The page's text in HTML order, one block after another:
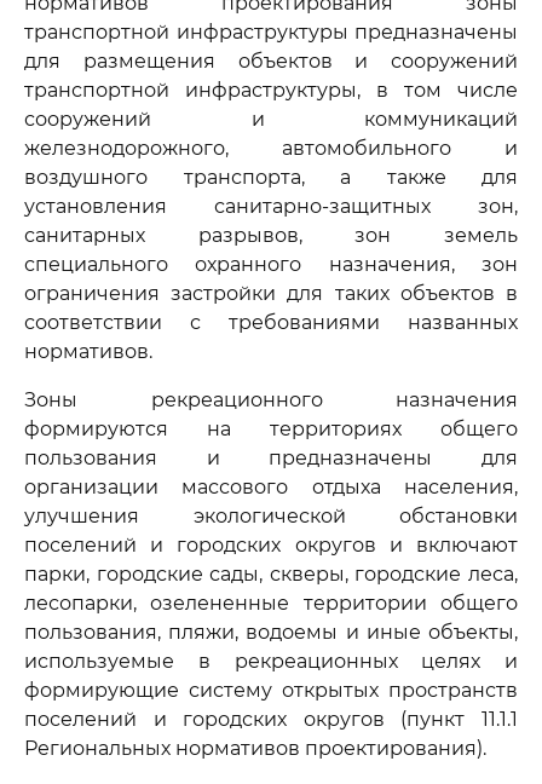
транспортной инфраструктуры предназначены
для размещения объектов и сооружений
транспортной инфраструктуры, в том числе
сооружений и коммуникаций
железнодорожного, автомобильного и
воздушного транспорта, а также для
установления санитарно-защитных зон,
санитарных разрывов, зон земель
специального охранного назначения, зон
ограничения застройки для таких объектов в
соответствии с требованиями названных
нормативов.
Зоны рекреационного назначения
формируются на территориях общего
пользования и предназначены для
организации массового отдыха населения,
улучшения экологической обстановки
поселений и городских округов и включают
парки, городские сады, скверы, городские леса,
лесопарки, озелененные территории общего
пользования, пляжи, водоемы и иные объекты,
используемые в рекреационных целях и
формирующие систему открытых пространств
поселений и городских округов (пункт 11.1.1
Региональных нормативов проектирования).